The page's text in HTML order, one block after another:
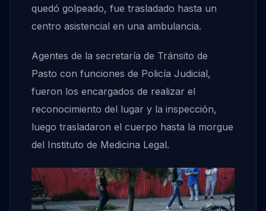
quedó golpeado, fue trasladado hasta un
centro asistencial en una ambulancia.
Agentes de la secretaría de Tránsito de
Pasto con funciones de Policía Judicial,
fueron los encargados de realizar el
reconocimiento del lugar y la inspección,
luego trasladaron el cuerpo hasta la morgue
del Instituto de Medicina Legal.